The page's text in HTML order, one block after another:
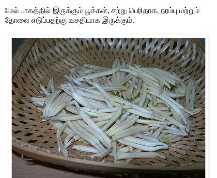
மேல் பாகத்தில் இருக்கும் பூக்கள், சற்று பெரிதாக, நரம்பு மற்றும்
தோலை எடுப்பதற்கு வசதியாக இருக்கும்.